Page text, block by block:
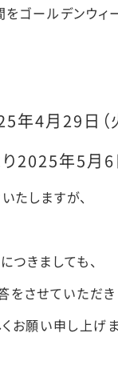
ゴールデンウィ
年4月29日（
2025年5月6
たしますが、
きましても、
させていただき
お願い申し上げま